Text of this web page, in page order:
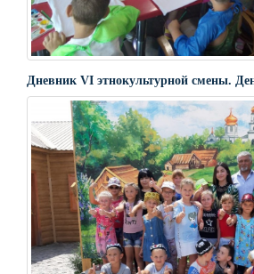
Дневник VI этнокультурной смены.